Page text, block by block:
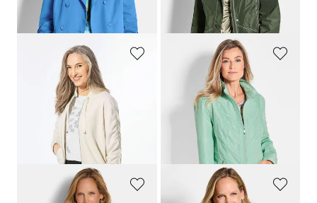
30-Tage-Bestpreis**: 119,95 €
(-16%)
30-Tage-Bestpreis**: 119,95 €
Blouson mit klassischen Details
149,95 €
30-Tage-Bestpreis**: 89,95 €
Modische Übergangsjacke
139,95 €
+ 1
30-Tage-Bestpreis**: 139,95 €